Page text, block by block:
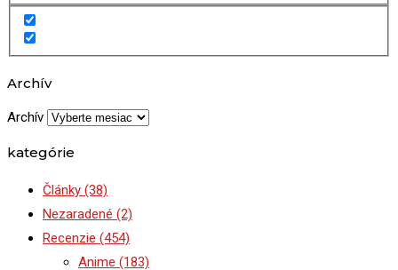
Archív
Archív
kategórie
Články (38)
Nezaradené (2)
Recenzie (454)
Anime (183)